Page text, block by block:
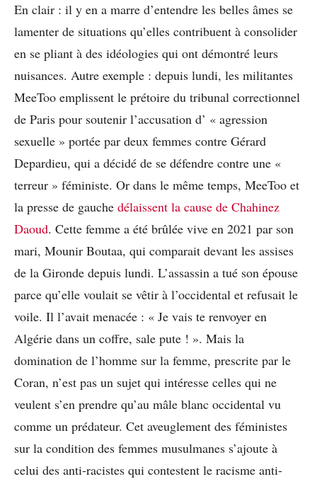
En clair : il y en a marre d’entendre les belles âmes se
lamenter de situations qu’elles contribuent à consolider
en se pliant à des idéologies qui ont démontré leurs
nuisances. Autre exemple : depuis lundi, les militantes
MeeToo emplissent le prétoire du tribunal correctionnel
de Paris pour soutenir l’accusation d’ « agression
sexuelle » portée par deux femmes contre Gérard
Depardieu, qui a décidé de se défendre contre une «
terreur » féministe. Or dans le même temps, MeeToo et
la presse de gauche délaissent la cause de Chahinez
Daoud. Cette femme a été brûlée vive en 2021 par son
mari, Mounir Boutaa, qui comparait devant les assises
de la Gironde depuis lundi. L’assassin a tué son épouse
parce qu’elle voulait se vêtir à l’occidental et refusait le
voile. Il l’avait menacée : « Je vais te renvoyer en
Algérie dans un coffre, sale pute ! ». Mais la
domination de l’homme sur la femme, prescrite par le
Coran, n’est pas un sujet qui intéresse celles qui ne
veulent s’en prendre qu’au mâle blanc occidental vu
comme un prédateur. Cet aveuglement des féministes
sur la condition des femmes musulmanes s’ajoute à
celui des anti-racistes qui contestent le racisme anti-